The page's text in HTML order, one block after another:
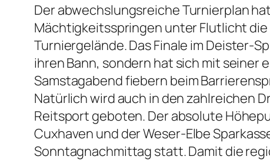
Der abwechslungsreiche Turnierplan
Mächtigkeitsspringen unter Flutlicht die
Turniergelände. Das Finale im Deister-
ihren Bann, sondern hat sich mit
Samstagabend fiebern beim
Natürlich wird auch in den zahlreichen
Reitsport geboten. Der absolute
Cuxhaven und der Weser-Elbe
Sonntagnachmittag statt. Damit die